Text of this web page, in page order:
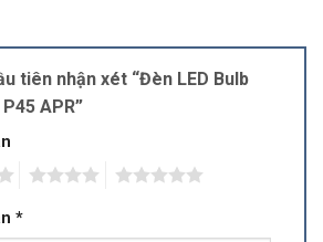
tiên nhận xét “Đèn LED Bulb
APR”
*